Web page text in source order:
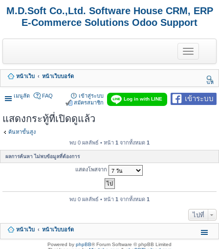
M.D.Soft Co.,Ltd. Software House CRM, ERP
E-Commerce Solutions Odoo Support
T
o
g
e
n
a
n
หน้าเว็บ
หน้าเว็บบอร์ด
นห
า
เมนูลัด
เข้าระบบ
Log in with LINE
FAQ
เข้าสู่ระบบ
สมัครสมาชิก
แสดงกระทู้ที่เปิดดูแล้ว
ค้นหาขั้นสูง
พบ 0 ผลลัพธ์ • หน้า 1 จากทั้งหมด 1
ผลการค้นหา ไม่พบข้อมูลที่ต้องการ
แสดงโพสจาก
พบ 0 ผลลัพธ์ • หน้า 1 จากทั้งหมด 1
ไปที่
หน้าเว็บ หน้าเว็บบอร์ด
Powered by phpBB® Forum Software © phpBB Limited